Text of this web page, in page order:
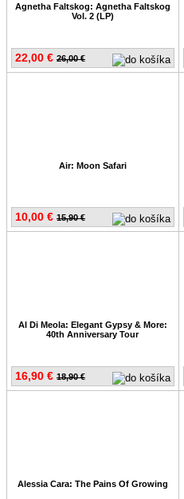
22,00 € 26,00 €
Agnetha Faltskog: Agnetha Faltskog
Vol. 2 (LP)
10,00 € 15,90 €
Air: Moon Safari
16,90 € 18,90 €
Al Di Meola: Elegant Gypsy & More:
40th Anniversary Tour
Alessia Cara: The Pains Of Growing